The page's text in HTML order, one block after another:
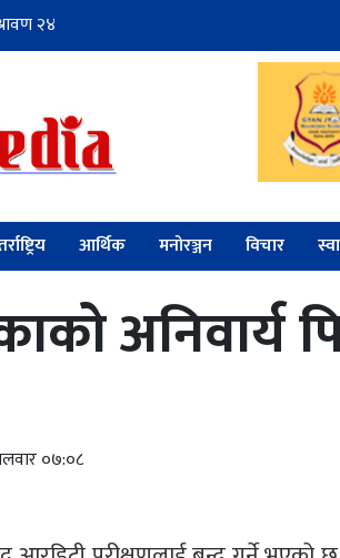
आर्थिक मनोरञ्जन विचार
अनिवार्य
०७:०८